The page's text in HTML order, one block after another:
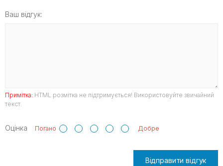
Ваш відгук:
Примітка: HTML розмітка не підтримується! Використовуйте звичайний
текст.
Оцінка Погано Добре
Відправити відгук